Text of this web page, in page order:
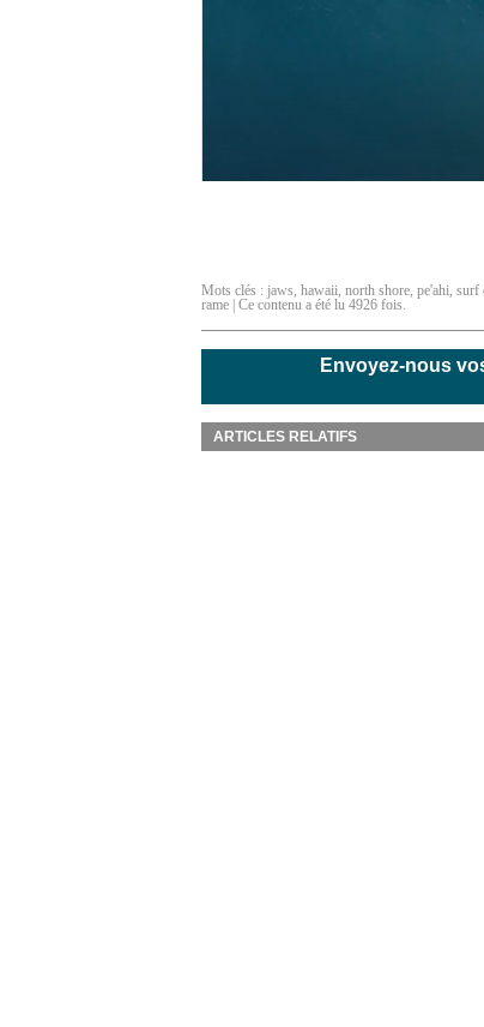
Mots clés : jaws hawaii north shore pe'ahi surf
rame | Ce contenu a été lu 4926 fois.
Envoyez-nous
ARTICLES RELATIFS